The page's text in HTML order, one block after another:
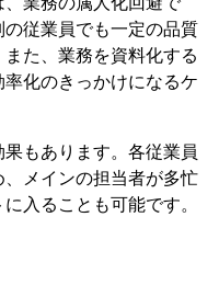
従業員でも一定の品質
た、業務を資料化する
化のきっかけになるケ
もあります。各従業員
メインの担当者が多忙
入ることも可能です。